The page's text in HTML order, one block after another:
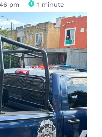
pm 1 minute